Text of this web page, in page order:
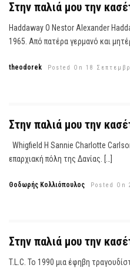
Στην παλιά μου την
Haddaway O Nestor Alexander
1965. Από πατέρα γερμανό και
theodorek Posted On 18
Στην παλιά μου την
Whigfield H Sannie Charlotte
επαρχιακή πόλη της Δανίας. […]
Θοδωρής Κολλιόπουλος Posted On
Στην παλιά μου την
T.L.C. Το 1990 μια έφηβη